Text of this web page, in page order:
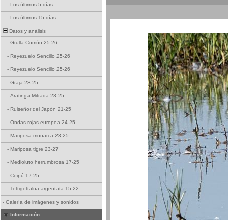
- Los últimos 5 días
- Los últimos 15 días
Datos y análisis
- Grulla Común 25-26
- Reyezuelo Sencillo 25-26
- Reyezuelo Sencillo 25-26
- Graja 23-25
- Aratinga Mitrada 23-25
- Ruiseñor del Japón 21-25
- Ondas rojas europea 24-25
- Mariposa monarca 23-25
- Mariposa tigre 23-27
- Medioluto herrumbrosa 17-25
- Coipú 17-25
- Tettigettalna argentata 15-22
- Galería de imágenes y sonidos
Información